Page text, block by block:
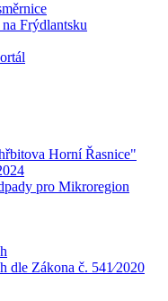
Frýdlantsku
Horní Řasnice"
pro Mikroregion
dle Zákona č. 541⁄2020